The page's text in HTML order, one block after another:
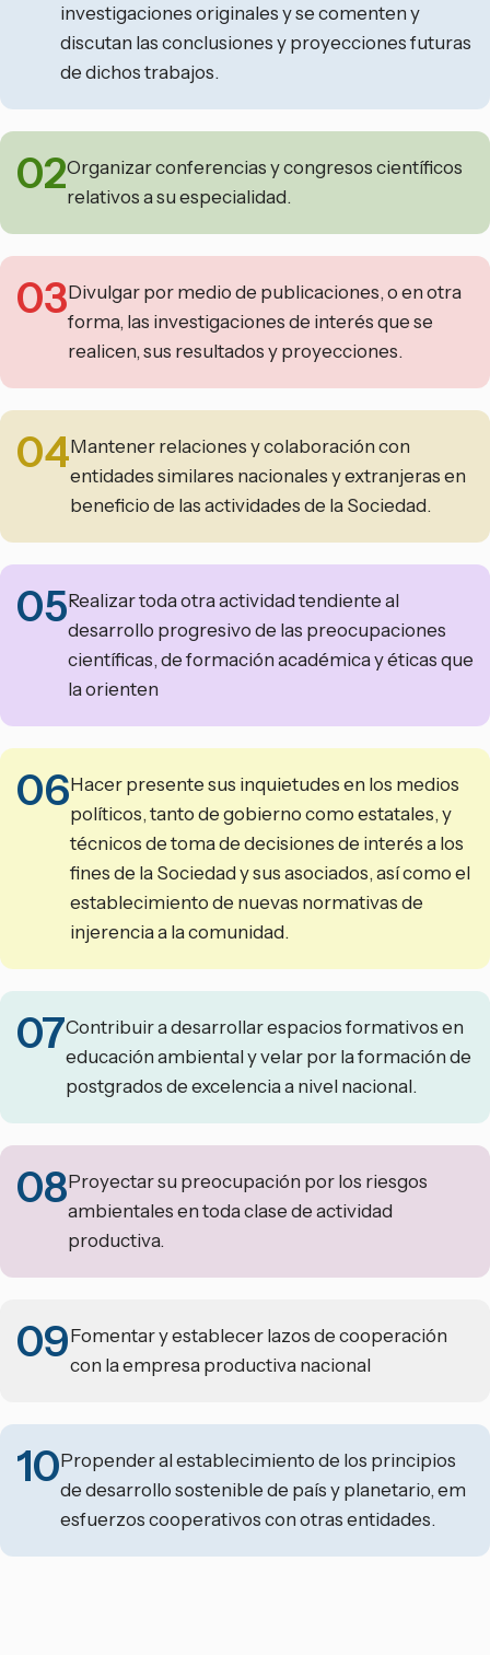
investigaciones originales y se comenten y
discutan las conclusiones y proyecciones futuras
de dichos trabajos.
02Organizar conferencias y congresos científicos
relativos a su especialidad.
03Divulgar por medio de publicaciones, o en otra
forma, las investigaciones de interés que se
realicen, sus resultados y proyecciones.
04Mantener relaciones y colaboración con
entidades similares nacionales y extranjeras en
beneficio de las actividades de la Sociedad.
05Realizar toda otra actividad tendiente al
desarrollo progresivo de las preocupaciones
científicas, de formación académica y éticas que
la orienten
06Hacer presente sus inquietudes en los medios
políticos, tanto de gobierno como estatales, y
técnicos de toma de decisiones de interés a los
fines de la Sociedad y sus asociados, así como el
establecimiento de nuevas normativas de
injerencia a la comunidad.
07Contribuir a desarrollar espacios formativos en
educación ambiental y velar por la formación de
postgrados de excelencia a nivel nacional.
08Proyectar su preocupación por los riesgos
ambientales en toda clase de actividad
productiva.
09Fomentar y establecer lazos de cooperación
con la empresa productiva nacional
10Propender al establecimiento de los principios
de desarrollo sostenible de país y planetario, em
esfuerzos cooperativos con otras entidades.